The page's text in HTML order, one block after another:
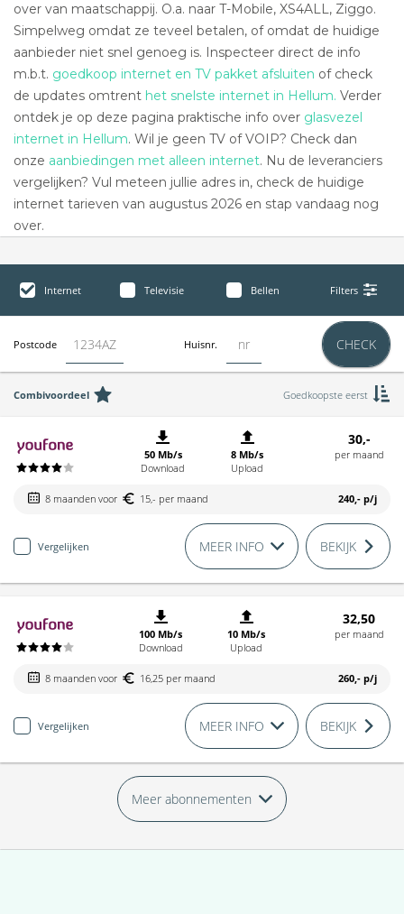
over van maatschappij. O.a. naar T-Mobile, XS4ALL, Ziggo.
Simpelweg omdat ze teveel betalen, of omdat de huidige
aanbieder niet snel genoeg is. Inspecteer direct de info
m.b.t. goedkoop internet en TV pakket afsluiten of check
de updates omtrent het snelste internet in Hellum. Verder
ontdek je op deze pagina praktische info over glasvezel
internet in Hellum. Wil je geen TV of VOIP? Check dan
onze aanbiedingen met alleen internet. Nu de leveranciers
vergelijken? Vul meteen jullie adres in, check de huidige
internet tarieven van augustus 2026 en stap vandaag nog
over.
Internet Televisie Bellen Filters
Postcode Huisnr. CHECK
Combivoordeel Goedkoopste eerst
50 Mb/s
Download
8 Mb/s
Upload
30,-
per maand
8 maanden voor 15,- per maand 240,- p/j
Vergelijken MEER INFO BEKIJK
100 Mb/s
Download
10 Mb/s
Upload
32,50
per maand
8 maanden voor 16,25 per maand 260,- p/j
Vergelijken MEER INFO BEKIJK
Meer abonnementen